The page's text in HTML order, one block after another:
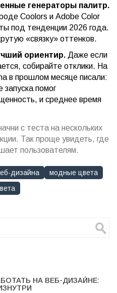
генераторы палитр.
Coolors и Adobe Color
под тенденции 2026 года.
«связку» оттенков.
ориентир. Даже если
собирайте отклики. На
в прошлом месяце писали:
помог
и среднее время
с теста на нескольких
Так проще увидеть, где
пользователям.
дизайна
модные цвета
НА ВЕБ-ДИЗАЙНЕ: